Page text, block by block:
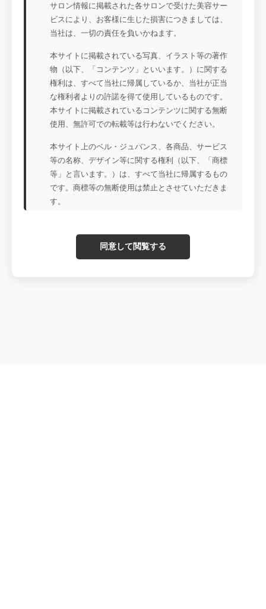
サロン情報に掲載された各サロンで受けた美容サー
ビスにより、お客様に生じた損害につきましては、
当社は、一切の責任を負いかねます。
本サイトに掲載されている写真、イラスト等の著作
物（以下、「コンテンツ」といいます。）に関する
権利は、すべて当社に帰属しているか、当社が正当
な権利者よりの許諾を得て使用しているものです。
本サイトに掲載されているコンテンツに関する無断
使用、無許可での転載等は行わないでください。
本サイト上のベル・ジュバンス、各商品、サービス
等の名称、デザイン等に関する権利（以下、「商標
等」と言います。）は、すべて当社に帰属するもの
です。商標等の無断使用は禁止とさせていただきま
す。
同意して閲覧する